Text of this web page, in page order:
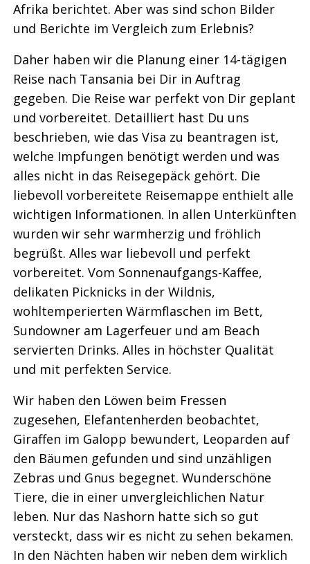
Afrika berichtet. Aber was sind schon Bilder
und Berichte im Vergleich zum Erlebnis?
Daher haben wir die Planung einer 14-tägigen
Reise nach Tansania bei Dir in Auftrag
gegeben. Die Reise war perfekt von Dir geplant
und vorbereitet. Detailliert hast Du uns
beschrieben, wie das Visa zu beantragen ist,
welche Impfungen benötigt werden und was
alles nicht in das Reisegepäck gehört. Die
liebevoll vorbereitete Reisemappe enthielt alle
wichtigen Informationen. In allen Unterkünften
wurden wir sehr warmherzig und fröhlich
begrüßt. Alles war liebevoll und perfekt
vorbereitet. Vom Sonnenaufgangs-Kaffee,
delikaten Picknicks in der Wildnis,
wohltemperierten Wärmflaschen im Bett,
Sundowner am Lagerfeuer und am Beach
servierten Drinks. Alles in höchster Qualität
und mit perfekten Service.
Wir haben den Löwen beim Fressen
zugesehen, Elefantenherden beobachtet,
Giraffen im Galopp bewundert, Leoparden auf
den Bäumen gefunden und sind unzähligen
Zebras und Gnus begegnet. Wunderschöne
Tiere, die in einer unvergleichlichen Natur
leben. Nur das Nashorn hatte sich so gut
versteckt, dass wir es nicht zu sehen bekamen.
In den Nächten haben wir neben dem wirklich